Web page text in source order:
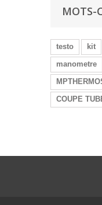
MOTS-
testo kit
manometre
COUPE